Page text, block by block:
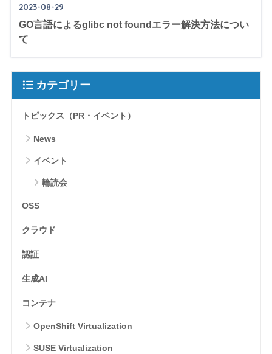
2023-08-29
GO言語によるglibc not foundエラー解決方法につい
て
カテゴリー
トピックス（PR・イベント）
News
イベント
輪読会
OSS
クラウド
認証
生成AI
コンテナ
OpenShift Virtualization
SUSE Virtualization